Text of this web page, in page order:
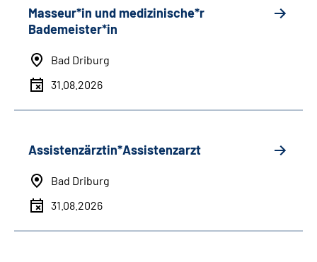
Masseur*in und medizinische*r
Bademeister*in
Bad Driburg
31.08.2026
Assistenzärztin*Assistenzarzt
Bad Driburg
31.08.2026